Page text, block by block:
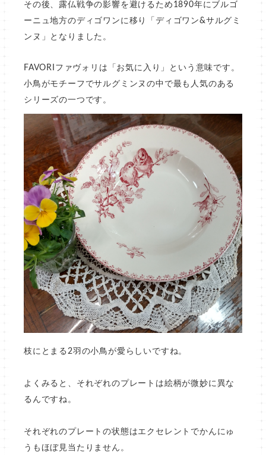
その後、露仏戦争の影響を避けるため1890年にブルゴ
ーニュ地方のディゴワンに移り「ディゴワン&サルグミ
ンヌ」となりました。
FAVORIファヴォリは「お気に入り」という意味です。
小鳥がモチーフでサルグミンヌの中で最も人気のある
シリーズの一つです。
枝にとまる2羽の小鳥が愛らしいですね。
よくみると、それぞれのプレートは絵柄が微妙に異な
るんですね。
それぞれのプレートの状態はエクセレントでかんにゅ
うもほぼ見当たりません。